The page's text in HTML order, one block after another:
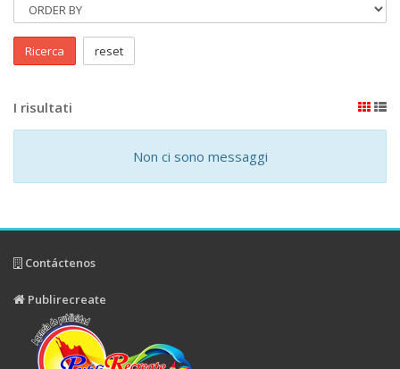
Ricerca reset
I risultati
Non ci sono messaggi
Contáctenos
Publirecreate